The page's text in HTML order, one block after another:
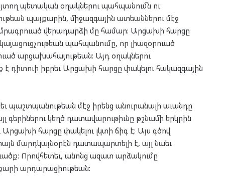
պետական օղակներու պահպանումն ու
պայքարին, միջազգային ատեաններու մէջ
վերադարձի մը համար: Արցախի հարցը
պահպանումը, որ լիազօրուած
արցախահայութեան: Այդ օղակներու
դիտուի իբրեւ Արցախի հարցը փակելու հակազգային
պաշտպանութեան մէջ իրենց անուրանալի աւանդը
կեղծ դատավարութիւնը թշնամի երկրին
հարցը փակելու լկտի ճիգ է: Այս գծով
մարդկայնօրէն դատապարտելի է, այլ նաեւ
Որովհետեւ, անոնց ազատ արձակումը
արդարացիութեան: